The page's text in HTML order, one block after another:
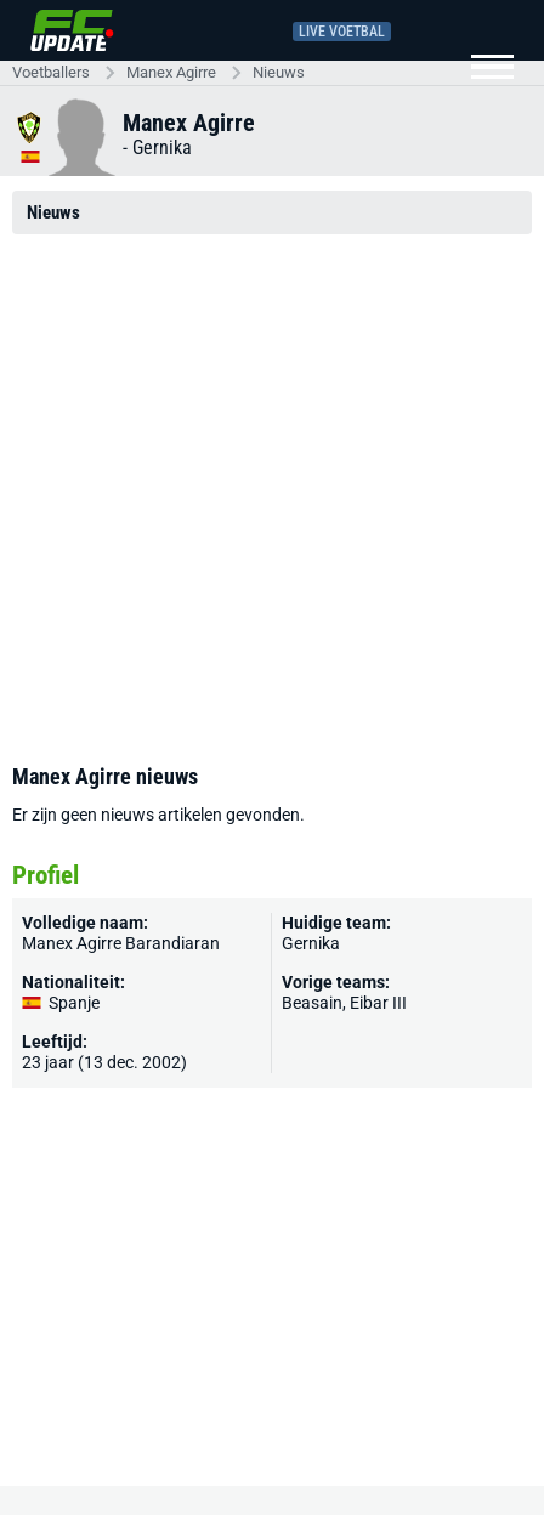
LIVE VOETBAL
Voetballers Manex Agirre Nieuws
Manex Agirre
- Gernika
Nieuws
Manex Agirre nieuws
Er zijn geen nieuws artikelen gevonden.
Profiel
Volledige naam:
Manex Agirre Barandiaran
Nationaliteit:
Spanje
Leeftijd:
23 jaar (13 dec. 2002)
Huidige team:
Gernika
Vorige teams:
Beasain, Eibar III